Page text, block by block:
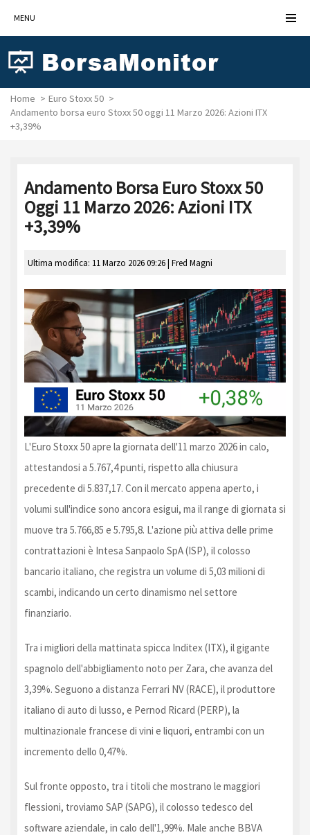
MENU
Home
Euro Stoxx 50
Andamento borsa euro Stoxx 50 oggi 11 Marzo 2026: Azioni ITX
+3,39%
Andamento Borsa Euro Stoxx 50
Oggi 11 Marzo 2026: Azioni ITX
+3,39%
Ultima modifica: 11 Marzo 2026 09:26 | Fred Magni
L'Euro Stoxx 50 apre la giornata dell'11 marzo 2026 in calo,
attestandosi a 5.767,4 punti, rispetto alla chiusura
precedente di 5.837,17. Con il mercato appena aperto, i
volumi sull'indice sono ancora esigui, ma il range di giornata si
muove tra 5.766,85 e 5.795,8. L'azione più attiva delle prime
contrattazioni è Intesa Sanpaolo SpA (ISP), il colosso
bancario italiano, che registra un volume di 5,03 milioni di
scambi, indicando un certo dinamismo nel settore
finanziario.
Tra i migliori della mattinata spicca Inditex (ITX), il gigante
spagnolo dell'abbigliamento noto per Zara, che avanza del
3,39%. Seguono a distanza Ferrari NV (RACE), il produttore
italiano di auto di lusso, e Pernod Ricard (PERP), la
multinazionale francese di vini e liquori, entrambi con un
incremento dello 0,47%.
Sul fronte opposto, tra i titoli che mostrano le maggiori
flessioni, troviamo SAP (SAPG), il colosso tedesco del
software aziendale, in calo dell'1,99%. Male anche BBVA